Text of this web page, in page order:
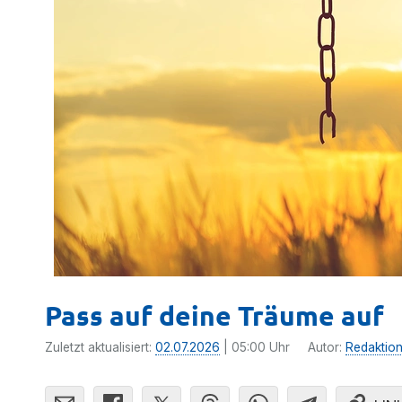
Pass auf deine Träume auf
Zuletzt aktualisiert: 02.07.2026 | 05:00 Uhr Autor: Redaktion